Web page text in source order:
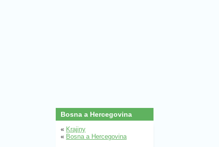
Bosna a Hercegovina
« Krajiny
« Bosna a Hercegovina